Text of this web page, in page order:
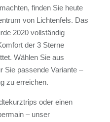
finden Sie heute
von Lichtenfels. Das
2020 vollständig
der 3 Sterne
Wählen Sie aus
Sie passende Variante –
zu erreichen.
oder einen
– unser